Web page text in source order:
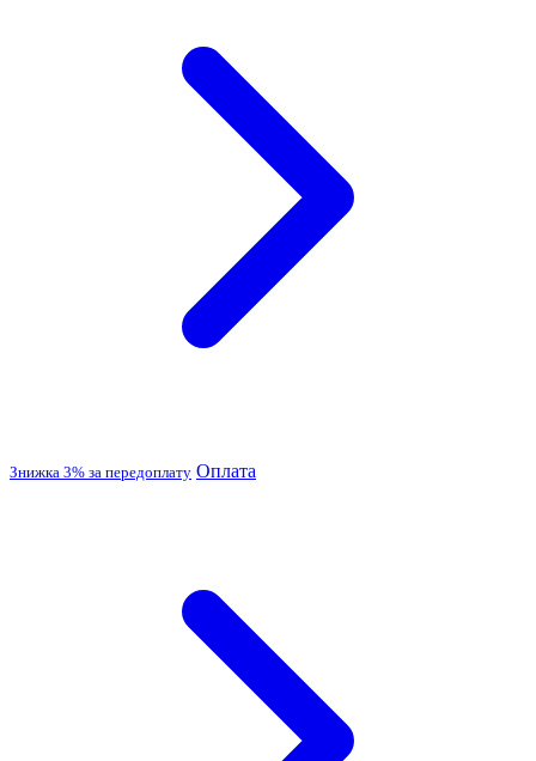
Знижка 3% за передоплату Оплата